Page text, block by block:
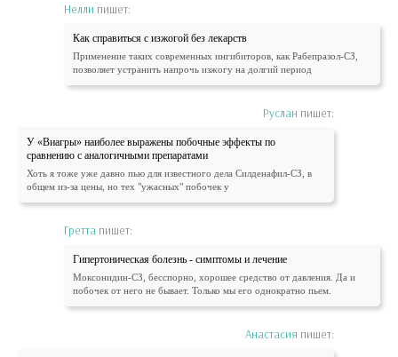
Нелли пишет:
Как справиться с изжогой без лекарств
Применение таких современных ингибиторов, как Рабепразол-СЗ,
позволяет устранить напрочь изжогу на долгий период
Руслан пишет:
У «Виагры» наиболее выражены побочные эффекты по
сравнению с аналогичными препаратами
Хоть я тоже уже давно пью для известного дела Силденафил-СЗ, в
общем из-за цены, но тех "ужасных" побочек у
Гретта пишет:
Гипертоническая болезнь - симптомы и лечение
Моксонидин-СЗ, бесспорно, хорошее средство от давления. Да и
побочек от него не бывает. Только мы его однократно пьем.
Анастасия пишет: